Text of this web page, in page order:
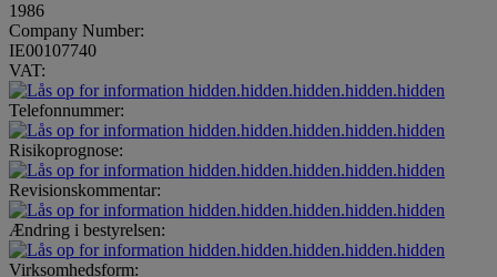
1986
Company Number:
IE00107740
VAT:
hidden.hidden.hidden.hidden.hidden
Telefonnummer:
hidden.hidden.hidden.hidden.hidden
Risikoprognose:
hidden.hidden.hidden.hidden.hidden
Revisionskommentar:
hidden.hidden.hidden.hidden.hidden
Ændring i bestyrelsen:
hidden.hidden.hidden.hidden.hidden
Virksomhedsform: